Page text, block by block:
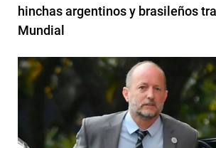
hinchas argentinos y brasileños
Mundial